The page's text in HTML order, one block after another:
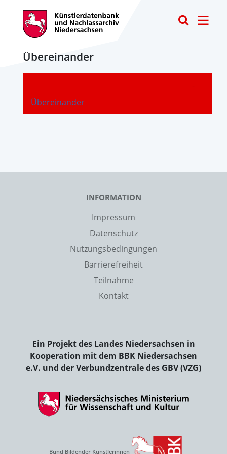
Übereinander
Übereinander
-
INFORMATION
Impressum
Datenschutz
Nutzungsbedingungen
Barrierefreiheit
Teilnahme
Kontakt
Ein Projekt des Landes Niedersachsen in
Kooperation mit dem BBK Niedersachsen
e.V. und der Verbundzentrale des GBV (VZG)
Bund Bildender Künstlerinnen